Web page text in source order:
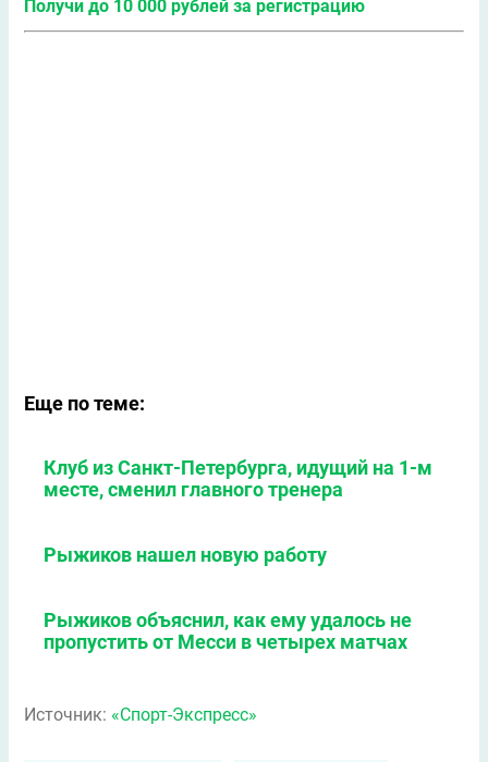
Получи до 10 000 рублей за регистрацию
Еще по теме:
Клуб из Санкт-Петербурга, идущий на 1-м
месте, сменил главного тренера
Рыжиков нашел новую работу
Рыжиков объяснил, как ему удалось не
пропустить от Месси в четырех матчах
Источник: «Спорт-Экспресс»